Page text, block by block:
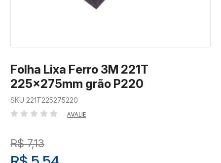
Folha Lixa Ferro 3M 221T
225x275mm grão P220
SKU 221T225275220
AVALIE
R$ 7,13